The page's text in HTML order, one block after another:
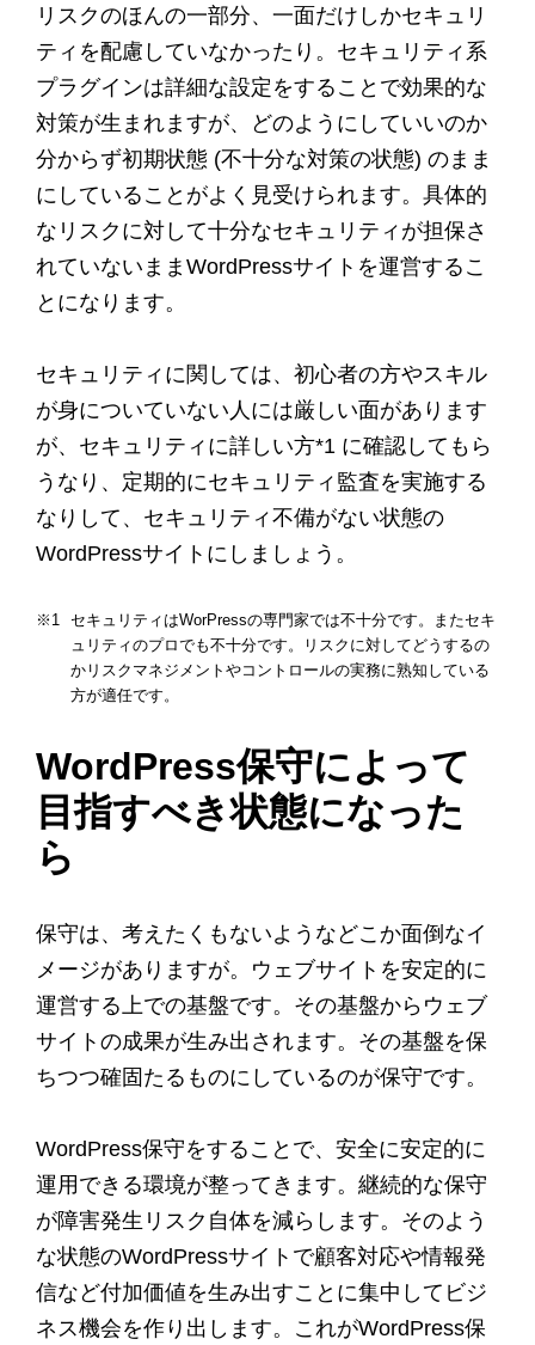
リスクのほんの一部分、一面だけしかセキュリ
ティを配慮していなかったり。セキュリティ系
プラグインは詳細な設定をすることで効果的な
対策が生まれますが、どのようにしていいのか
分からず初期状態 (不十分な対策の状態) のまま
にしていることがよく見受けられます。具体的
なリスクに対して十分なセキュリティが担保さ
れていないままWordPressサイトを運営するこ
とになります。
セキュリティに関しては、初心者の方やスキル
が身についていない人には厳しい面があります
が、セキュリティに詳しい方*1 に確認してもら
うなり、定期的にセキュリティ監査を実施する
なりして、セキュリティ不備がない状態の
WordPressサイトにしましょう。
セキュリティはWorPressの専門家では不十分です。またセキ
ュリティのプロでも不十分です。リスクに対してどうするの
かリスクマネジメントやコントロールの実務に熟知している
方が適任です。
WordPress保守によって
目指すべき状態になった
ら
保守は、考えたくもないようなどこか面倒なイ
メージがありますが。ウェブサイトを安定的に
運営する上での基盤です。その基盤からウェブ
サイトの成果が生み出されます。その基盤を保
ちつつ確固たるものにしているのが保守です。
WordPress保守をすることで、安全に安定的に
運用できる環境が整ってきます。継続的な保守
が障害発生リスク自体を減らします。そのよう
な状態のWordPressサイトで顧客対応や情報発
信など付加価値を生み出すことに集中してビジ
ネス機会を作り出します。これがWordPress保